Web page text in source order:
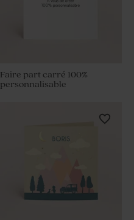
Faire part carré 100%
personnalisable